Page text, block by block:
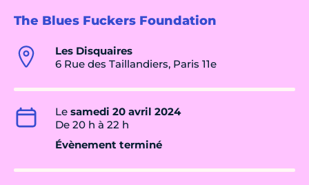
The Blues Fuckers Foundation
Les Disquaires
6 Rue des Taillandiers, Paris 11e
Le samedi 20 avril 2024
De 20 h à 22 h
Évènement terminé